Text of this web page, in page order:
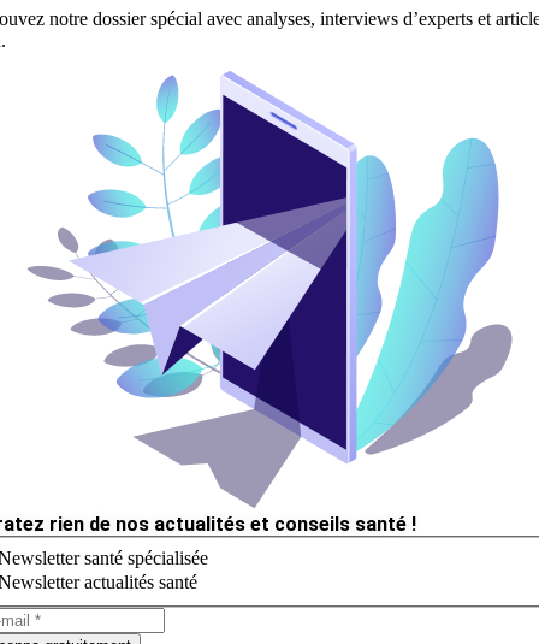
notre dossier spécial avec analyses, interviews d’experts et
rien de nos actualités et conseils santé !
santé spécialisée
actualités santé